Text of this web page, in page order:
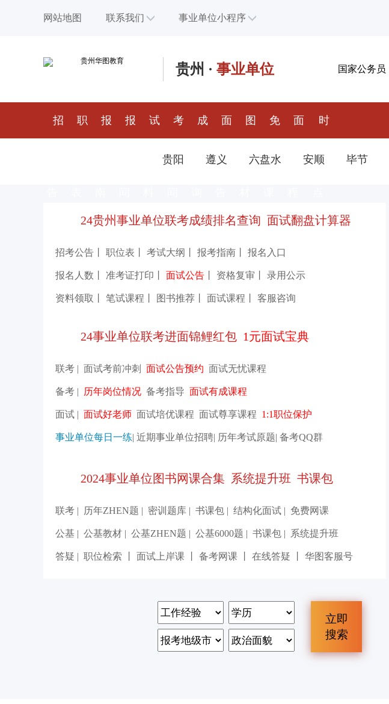
网站地图 联系我们 事业单位小程序
贵州 · 事业单位 国家公务员
招 职 报 报 试 考
试时
成
绩查
面
试公
图
书教
免
费网
面
授课
时
政热
贵阳 遵义 六盘水 安顺 毕节
24贵州事业单位联考成绩排名查询 面试翻盘计算器
招考公告 职位表 考试大纲 报考指南 报名入口
报名人数 准考证打印 面试公告 资格复审 录用公示
资料领取 笔试课程 图书推荐 面试课程 客服咨询
24事业单位联考进面锦鲤红包 1元面试宝典
联考 | 面试考前冲刺 面试公告预约 面试无忧课程
备考 | 历年岗位情况 备考指导 面试有成课程
面试 | 面试好老师 面试培优课程 面试尊享课程 1:1职位保护
事业单位每日一练| 近期事业单位招聘| 历年考试原题| 备考QQ群
2024事业单位图书网课合集 系统提升班 书课包
联考 | 历年ZHEN题 | 密训题库 | 书课包 | 结构化面试 | 免费网课
公基 | 公基教材 | 公基ZHEN题 | 公基6000题 | 书课包 | 系统提升班
答疑 | 职位检索 面试上岸课 备考网课 在线答疑 华图客服号
立即
搜索